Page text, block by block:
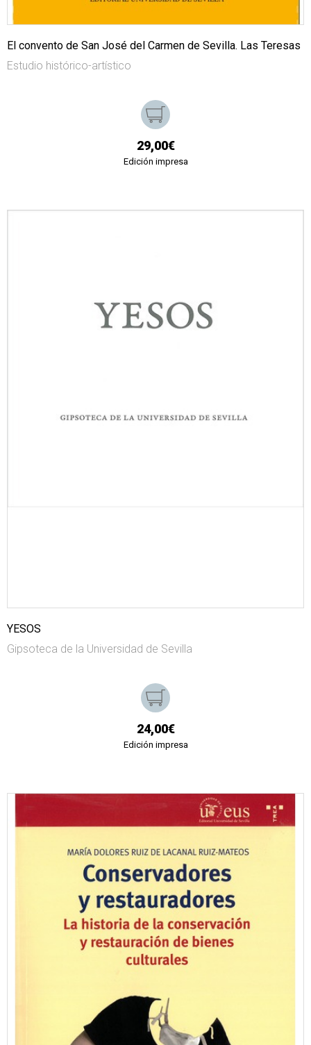
El convento de San José del Carmen de Sevilla. Las Teresas
Estudio histórico-artístico
29,00€
Edición impresa
YESOS
Gipsoteca de la Universidad de Sevilla
24,00€
Edición impresa